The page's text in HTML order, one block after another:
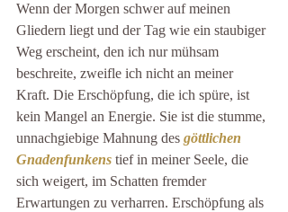
Wenn der Morgen schwer auf meinen
Gliedern liegt und der Tag wie ein staubiger
Weg erscheint, den ich nur mühsam
beschreite, zweifle ich nicht an meiner
Kraft. Die Erschöpfung, die ich spüre, ist
kein Mangel an Energie. Sie ist die stumme,
unnachgiebige Mahnung des göttlichen
Gnadenfunkens tief in meiner Seele, die
sich weigert, im Schatten fremder
Erwartungen zu verharren. Erschöpfung als